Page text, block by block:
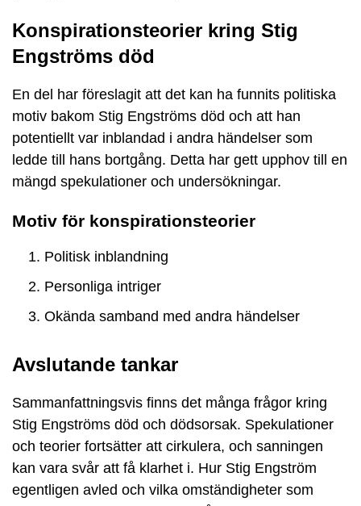
Konspirationsteorier kring Stig
Engströms död
En del har föreslagit att det kan ha funnits politiska
motiv bakom Stig Engströms död och att han
potentiellt var inblandad i andra händelser som
ledde till hans bortgång. Detta har gett upphov till en
mängd spekulationer och undersökningar.
Motiv för konspirationsteorier
Politisk inblandning
Personliga intriger
Okända samband med andra händelser
Avslutande tankar
Sammanfattningsvis finns det många frågor kring
Stig Engströms död och dödsorsak. Spekulationer
och teorier fortsätter att cirkulera, och sanningen
kan vara svår att få klarhet i. Hur Stig Engström
egentligen avled och vilka omständigheter som